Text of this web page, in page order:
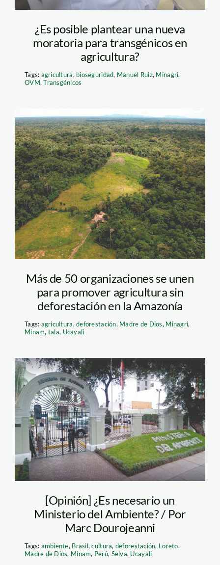
¿Es posible plantear una nueva
moratoria para transgénicos en
agricultura?
Tags: agricultura, bioseguridad, Manuel Ruiz, Minagri,
OVM,Transgénicos
Sierra del
Más de 50 organizaciones se unen
para promover agricultura sin
deforestación en la Amazonía
Tags: agricultura,deforestación, Madre de Dios, Minagri,
Minam, tala, Ucayali
minam—google-maps
[Opinión] ¿Es necesario un
Ministerio del Ambiente? / Por
Marc Dourojeanni
Tags: ambiente, Brasil,cultura, deforestación, Loreto,
Madre de Dios, Minam, Perú, Selva, Ucayali